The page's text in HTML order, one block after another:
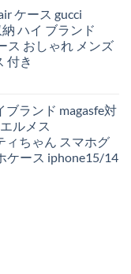
ケース gucci
ハイ ブランド
ス おしゃれ メンズ
付き
ランド magasfe対
ルメス
ィちゃん スマホグ
ケース iphone15/14